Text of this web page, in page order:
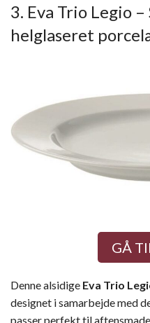
3. Eva Trio Legio
helglaseret
GÅ
Denne alsidige Eva Trio
designet i samarbejde med
passer perfekt til